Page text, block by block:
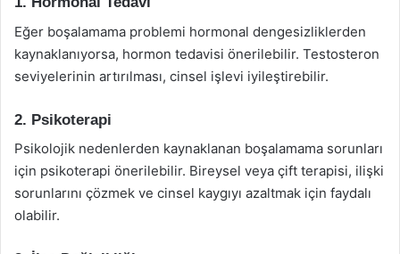
Eğer boşalamama problemi hormonal dengesizliklerden
kaynaklanıyorsa, hormon tedavisi önerilebilir. Testosteron
seviyelerinin artırılması, cinsel işlevi iyileştirebilir.
2. Psikoterapi
Psikolojik nedenlerden kaynaklanan boşalamama sorunları
için psikoterapi önerilebilir. Bireysel veya çift terapisi, ilişki
sorunlarını çözmek ve cinsel kaygıyı azaltmak için faydalı
olabilir.